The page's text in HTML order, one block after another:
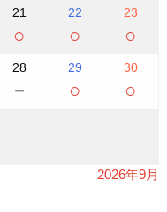
21
○
22
○
23
○
28
－
29
○
30
○
2026年9月